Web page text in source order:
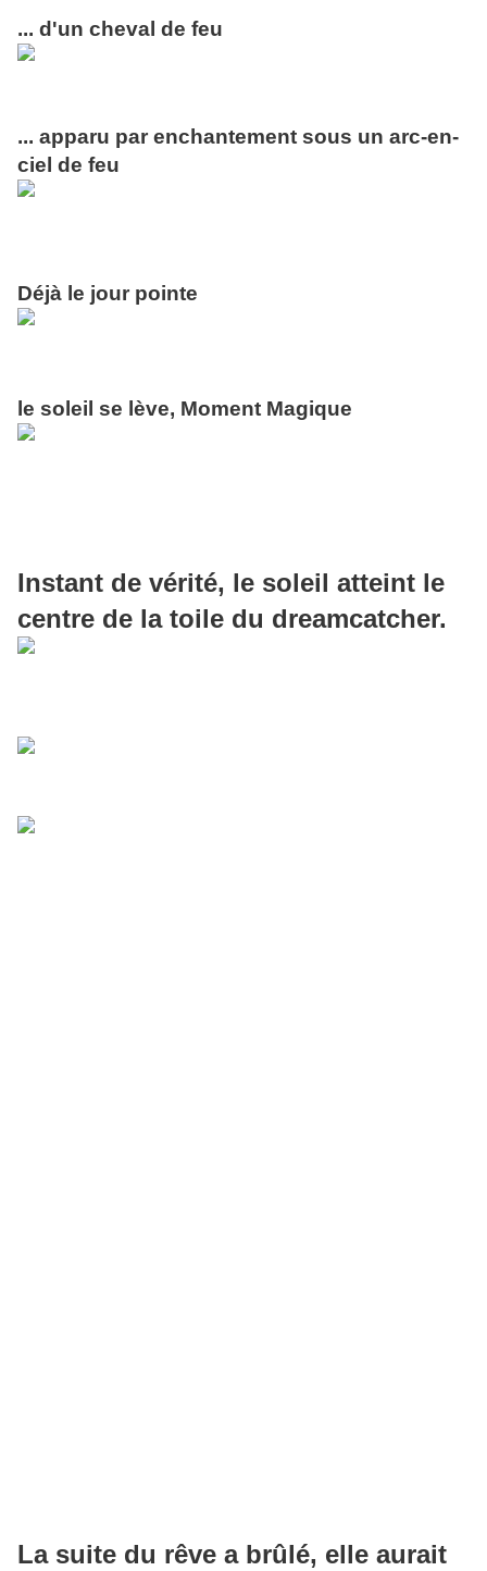
... d'un cheval de feu
... apparu par enchantement sous un arc-en-
ciel de feu
Déjà le jour pointe
le soleil se lève, Moment Magique
Instant de vérité, le soleil atteint le
centre de la toile du dreamcatcher.
La suite du rêve a brûlé, elle aurait